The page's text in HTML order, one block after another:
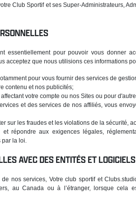
Club Sportif et ses Super-Administrateurs,
essentiellement pour pouvoir vous donner
acceptez que nous utilisions ces informations
pour vous fournir des services de
contenu et nos publicités;
votre compte ou nos Sites ou pour
et des services de nos affiliés, vous
sur les fraudes et les violations de la sécurité,
et répondre aux exigences légales,
par la loi.
AVEC DES ENTITÉS ET
nos services, Votre club sportif et
au Canada ou à l’étranger, lorsque cela